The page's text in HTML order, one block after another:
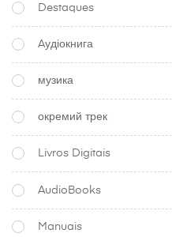
Destaques
Aудіокнига
музика
окремий трек
Livros Digitais
AudioBooks
Manuais